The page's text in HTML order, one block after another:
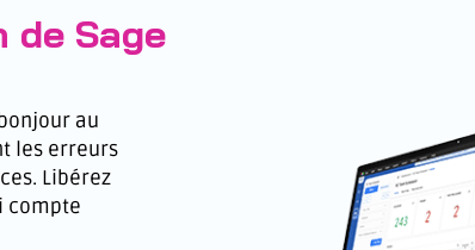
Sage
au
les erreurs
Libérez
compte